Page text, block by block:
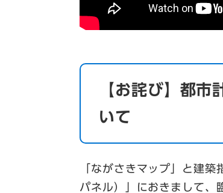
【お詫び】都
いて
「ながさきマップ」と建
パネル）」におきまして、